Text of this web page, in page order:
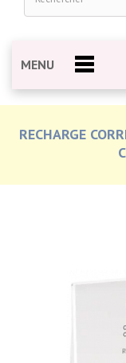
MENU
RECHARGE